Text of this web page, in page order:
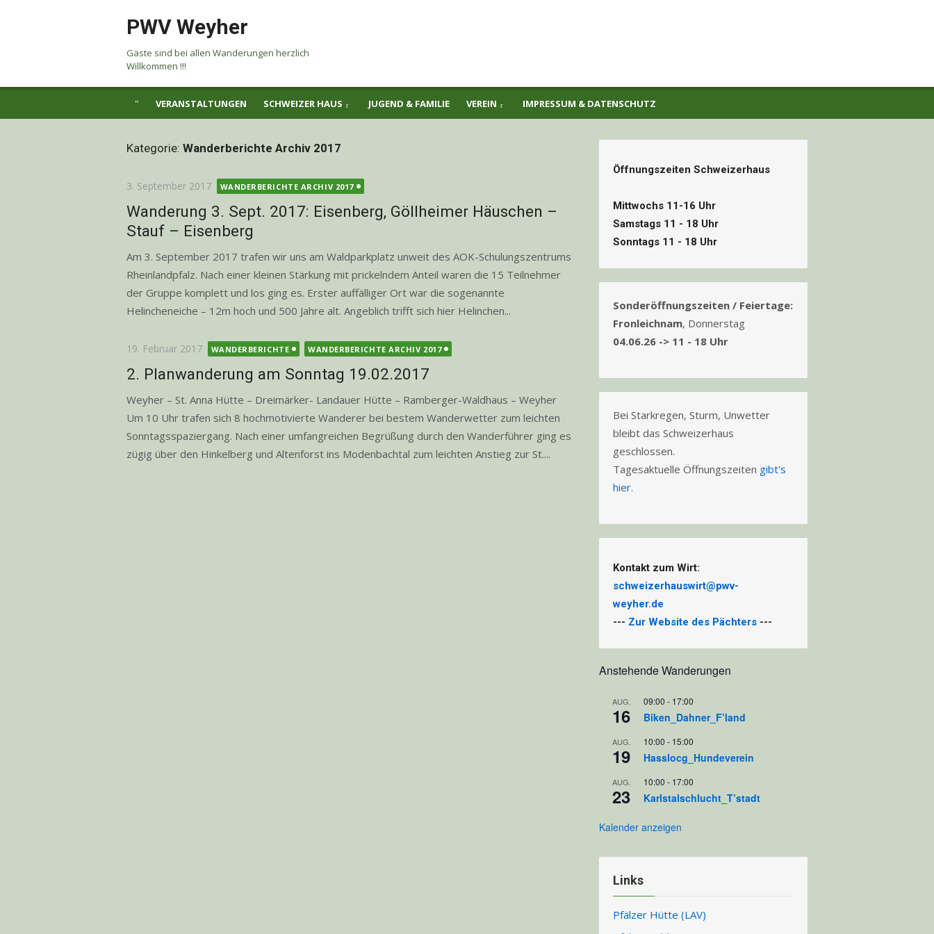
PWV Weyher
Gäste sind bei allen Wanderungen herzlich
Willkommen !!!
VERANSTALTUNGEN SCHWEIZER HAUS JUGEND & FAMILIE VEREIN IMPRESSUM & DATENSCHUTZ
Kategorie: Wanderberichte Archiv 2017
Posted
3. September 2017 WANDERBERICHTE ARCHIV 2017
Wanderung 3. Sept. 2017: Eisenberg, Göllheimer Häuschen –
Stauf – Eisenberg
Am 3. September 2017 trafen wir uns am Waldparkplatz unweit des AOK-Schulungszentrums
Rheinlandpfalz. Nach einer kleinen Stärkung mit prickelndem Anteil waren die 15 Teilnehmer
der Gruppe komplett und los ging es. Erster auffälliger Ort war die sogenannte
Helincheneiche – 12m hoch und 500 Jahre alt. Angeblich trifft sich hier Helinchen...
Posted
19. Februar 2017 WANDERBERICHTE WANDERBERICHTE ARCHIV 2017
2. Planwanderung am Sonntag 19.02.2017
Weyher – St. Anna Hütte – Dreimärker- Landauer Hütte – Ramberger-Waldhaus – Weyher
Um 10 Uhr trafen sich 8 hochmotivierte Wanderer bei bestem Wanderwetter zum leichten
Sonntagsspaziergang. Nach einer umfangreichen Begrüßung durch den Wanderführer ging es
zügig über den Hinkelberg und Altenforst ins Modenbachtal zum leichten Anstieg zur St....
Öffnungszeiten Schweizerhaus
Mittwochs 11-16 Uhr
Samstags 11 - 18 Uhr
Sonntags 11 - 18 Uhr
Sonderöffnungszeiten / Feiertage:
Fronleichnam, Donnerstag
04.06.26 -> 11 - 18 Uhr
Bei Starkregen, Sturm, Unwetter
bleibt das Schweizerhaus
geschlossen.
Tagesaktuelle Öffnungszeiten gibt's
hier.
Kontakt zum Wirt:
schweizerhauswirt@pwv-
weyher.de
--- Zur Website des Pächters ---
Anstehende Wanderungen
AUG.
16
09:00 - 17:00
Biken_Dahner_F’land
AUG.
19
10:00 - 15:00
Hasslocg_Hundeverein
AUG.
23
10:00 - 17:00
Karlstalschlucht_T’stadt
Kalender anzeigen
Links
Pfälzer Hütte (LAV)